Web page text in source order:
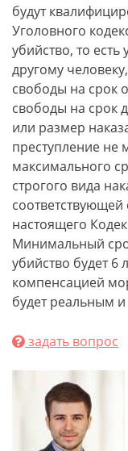
будут
Уголовного
убийство, то
другому
свободы на срок
свободы на срок
или размер
преступление
максимального
строгого вида
соответствующей
настоящего
Минимальный
убийство будет 6
компенсацией
будет реальным
задать вопрос